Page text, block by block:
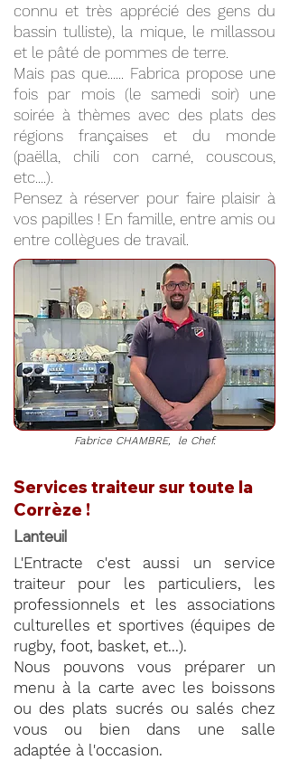
connu et très apprécié des gens du
bassin tulliste), la mique, le millassou
et le pâté de pommes de terre.
Mais pas que...... Fabrica propose une
fois par mois (le samedi soir) une
soirée à thèmes avec des plats des
régions françaises et du monde
(paëlla, chili con carné, couscous,
etc....).
Pensez à réserver pour faire plaisir à
vos papilles ! En famille, entre amis ou
entre collègues de travail.
Fabrice CHAMBRE, le Chef.
Services traiteur sur toute la
Corrèze !
Lanteuil
L'Entracte c'est aussi un service
traiteur pour les particuliers, les
professionnels et les associations
culturelles et sportives (équipes de
rugby, foot, basket, et...).
Nous pouvons vous préparer un
menu à la carte avec les boissons
ou des plats sucrés ou salés chez
vous ou bien dans une salle
adaptée à l'occasion.